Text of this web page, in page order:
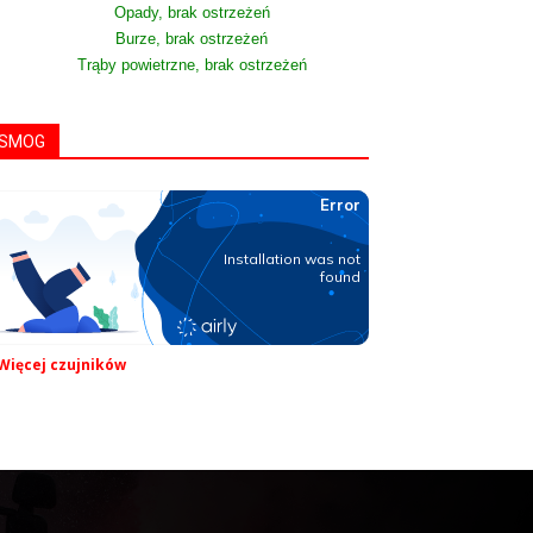
Opady, brak ostrzeżeń
Burze, brak ostrzeżeń
Trąby powietrzne, brak ostrzeżeń
czujników